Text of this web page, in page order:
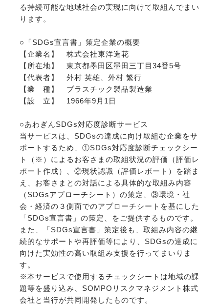
る持続可能な地域社会の実現に向けて取組んでまい
ります。
○「SDGs宣言書」策定企業の概要
【企業名】 株式会社東洋造花
【所在地】 東京都墨田区墨田三丁目34番5号
【代表者】 外村 英雄、外村 繁行
【業 種】 プラスチック製品製造業
【設 立】 1966年9月1日
○あわぎんSDGs対応度診断サービス
当サービスは、SDGsの達成に向け取組む企業をサ
ポートするため、①SDGs対応度診断チェックシー
ト（※）によるお客さまの取組状況の評価（評価レ
ポート作成）、②現状認識（評価レポート）を踏ま
え、お客さまとの対話による具体的な取組み内容
（SDGsアプローチシート）の策定、③環境・社
会・経済の３側面でのアプローチシートを基にした
「SDGs宣言書」の策定、をご提供するものです。
また、「SDGs宣言書」策定後も、取組み内容の継
続的なサポートや再評価等により、SDGsの達成に
向けた実効性の高い取組み支援を行ってまいりま
す。
※本サービスで使用するチェックシートは地域の課
題等を盛り込み、SOMPOリスクマネジメント株式
会社と当行が共同開発したものです。